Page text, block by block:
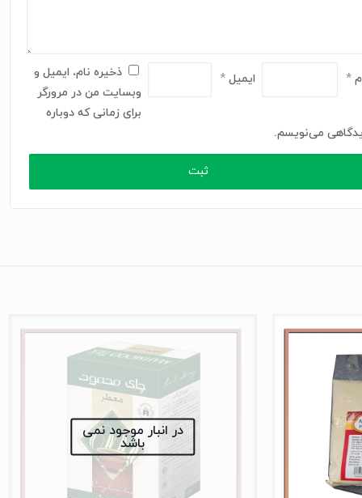
* ایمیل*
ذخیره نام، ایمیل و
وبسایت من در مرورگر
برای زمانی که دوباره
می‌نویسم.
در انبار موجود نمی
باشد